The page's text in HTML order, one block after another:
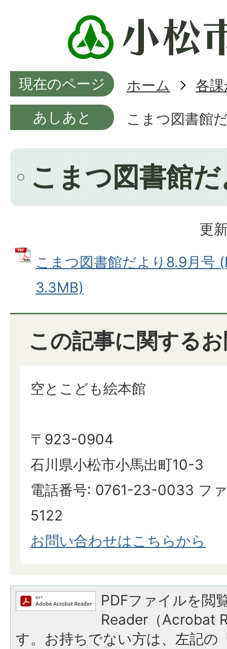
現在のページ ホーム
各
あしあと
こまつ図書館
こまつ図書館
更
こまつ図書館だより8.9月号
3.3MB)
この記事に関する
空とこども絵本館
〒923-0904
石川県小松市小馬出町10-3
電話番号: 0761-23-0033 フ
5122
お問い合わせはこちらから
PDFファイルを閲
Reader（Acrobat
す。お持ちでない方は、左記の